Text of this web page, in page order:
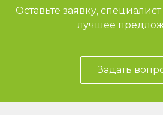
Оставьте заявку,
лучшее
Задать